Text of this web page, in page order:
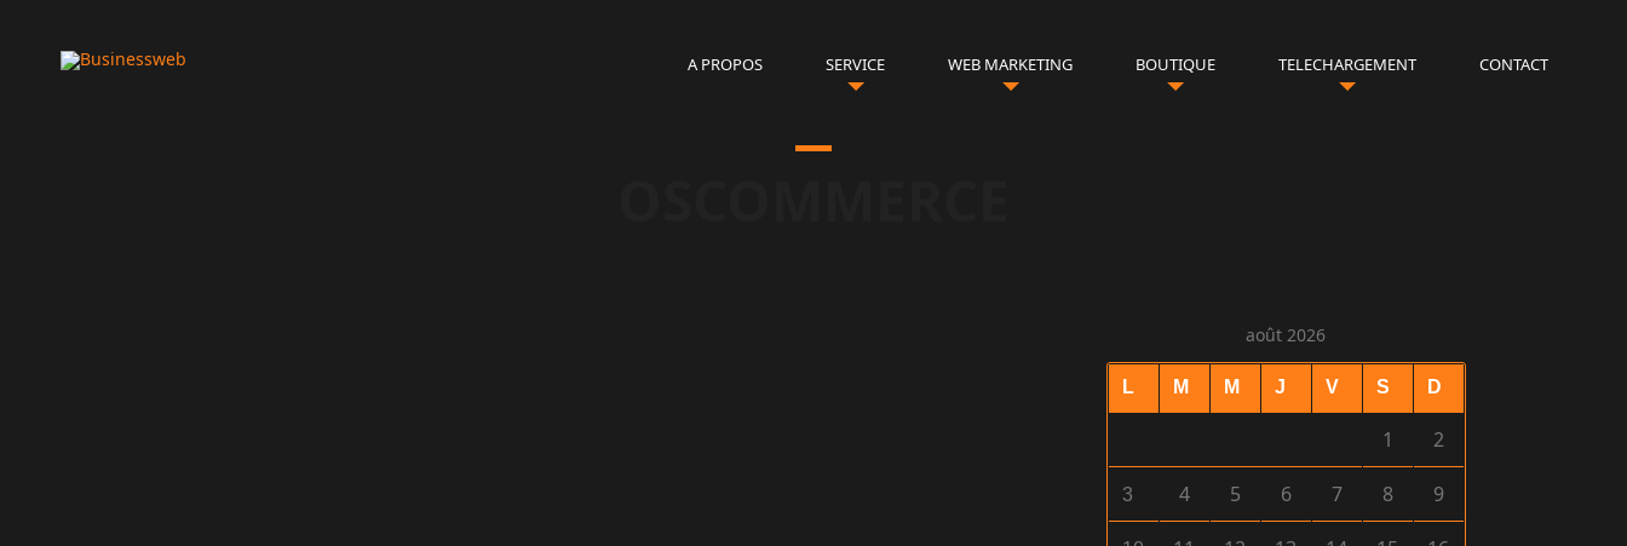
A PROPOS SERVICE WEB MARKETING BOUTIQUE TELECHARGEMENT CONTACT
août 2026
L M M J V S D
1 2
3 4 5 6 7 8 9